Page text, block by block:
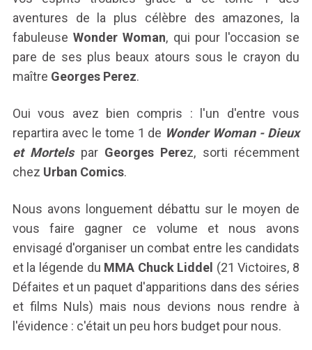
aventures de la plus célèbre des amazones, la
fabuleuseWonder Woman, qui pour l'occasion se
pare de ses plus beaux atours sous le crayon du
maître Georges Perez.
Oui vous avez bien compris : l'un d'entre vous
repartira avec le tome 1 de Wonder Woman - Dieux
et Mortelspar Georges Perez, sorti récemment
chez Urban Comics.
Nous avons longuement débattu sur le moyen de
vous faire gagner ce volume et nous avons
envisagé d'organiser un combat entre les candidats
et la légende du MMA Chuck Liddel (21 Victoires, 8
Défaites et un paquet d'apparitions dans des séries
et films Nuls) mais nous devions nous rendre à
l'évidence : c'était un peu hors budget pour nous.